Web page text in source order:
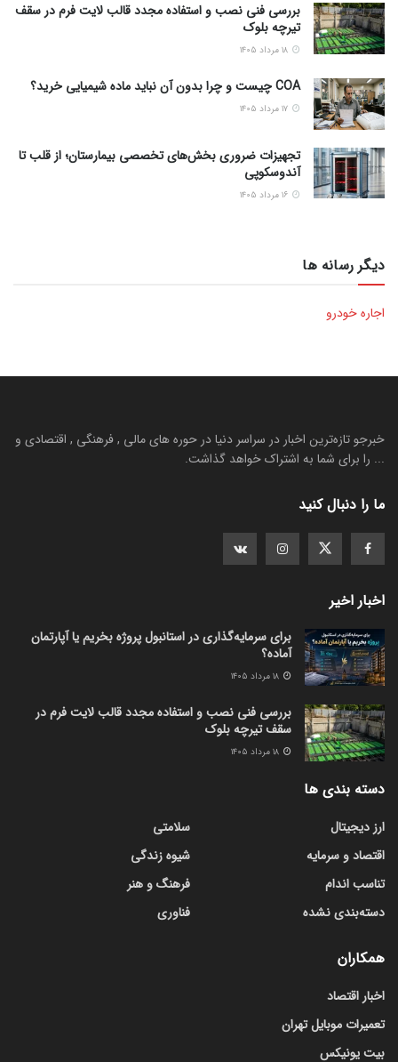
بررسی فنی نصب و استفاده مجدد قالب لایت فرم در سقف
تیرچه بلوک
COA چیست و چرا بدون آن نباید ماده شیمیایی خرید؟
تجهیزات ضروری بخش‌های تخصصی بیمارستان؛ از قلب تا
آندوسکوپی
دیگر رسانه ها
اجاره خودرو
خبرجو تازه‌ترین اخبار در سراسر دنیا در حوره های مالی , فرهنگی , اقتصادی و
... را برای شما به اشتراک خواهد گذاشت.
ما را دنبال کنید
اخبار اخیر
برای سرمایه‌گذاری در استانبول پروژه بخریم یا آپارتمان
آماده؟
بررسی فنی نصب و استفاده مجدد قالب لایت فرم در
سقف تیرچه بلوک
دسته بندی ها
ارز دیجیتال
اقتصاد و سرمایه
تناسب اندام
دسته‌بندی نشده
سلامتی
شیوه زندگی
فرهنگ و هنر
فناوری
همکاران
اخبار اقتصاد
تعمیرات موبایل تهران
بیت یونیکس